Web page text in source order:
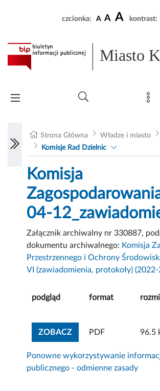
czcionka: A A A kontrast:
Miasto
Strona Główna Władze i miasto
Komisje Rad Dzielnic
Komisja
04-
Załącznik archiwalny nr 330887,
dokumentu archiwalnego: Komisja
Przestrzennego i Ochrony
VI (zawiadomienia, protokoły)
podgląd format
ZOBACZZOBACZ ZAŁĄCZNIK
PDF 96.5
Ponowne wykorzystywanie
publicznego - odmienne zasady